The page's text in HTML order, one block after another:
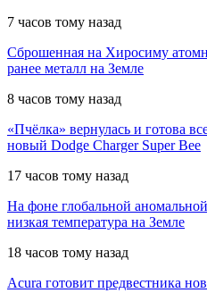
7 часов тому назад
Сброшенная на Хиросиму
ранее металл на Земле
8 часов тому назад
«Пчёлка» вернулась и готова
новый Dodge Charger Super Bee
17 часов тому назад
На фоне глобальной
низкая температура на Земле
18 часов тому назад
Acura готовит предвестника